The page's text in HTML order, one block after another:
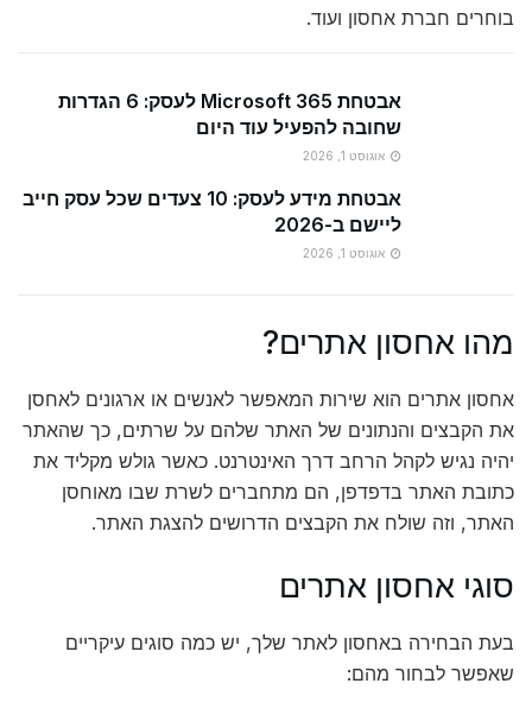
בוחרים חברת אחסון ועוד.
אבטחת Microsoft 365 לעסק: 6 הגדרות
שחובה להפעיל עוד היום
אוגוסט 1, 2026
אבטחת מידע לעסק: 10 צעדים שכל עסק חייב
ליישם ב-2026
אוגוסט 1, 2026
מהו אחסון אתרים?
אחסון אתרים הוא שירות המאפשר לאנשים או ארגונים לאחסן
את הקבצים והנתונים של האתר שלהם על שרתים, כך שהאתר
יהיה נגיש לקהל הרחב דרך האינטרנט. כאשר גולש מקליד את
כתובת האתר בדפדפן, הם מתחברים לשרת שבו מאוחסן
האתר, וזה שולח את הקבצים הדרושים להצגת האתר.
סוגי אחסון אתרים
בעת הבחירה באחסון לאתר שלך, יש כמה סוגים עיקריים
שאפשר לבחור מהם: